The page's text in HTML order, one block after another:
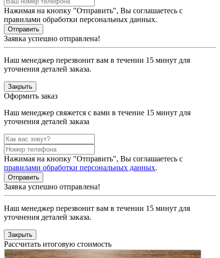
Нажимая на кнопку "Отправить", Вы соглашаетесь с
правилами обработки персональных данных.
Заявка успешно отправлена!
Наш менеджер перезвонит вам в течении 15 минут для
уточнения деталей заказа.
Закрыть
Оформить заказ
Наш менеджер свяжется с вами в течение 15 минут для
уточнения деталей заказа
Нажимая на кнопку "Отправить", Вы соглашаетесь с
правилами обработки персональных данных.
Заявка успешно отправлена!
Наш менеджер перезвонит вам в течении 15 минут для
уточнения деталей заказа.
Закрыть
Рассчитать итоговую стоимость